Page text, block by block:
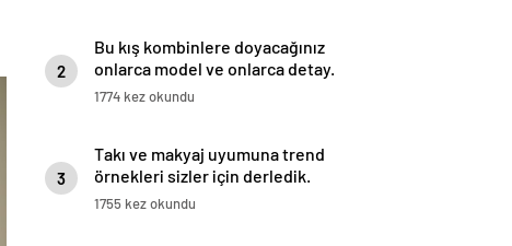
2
Bu kış kombinlere doyacağınız
onlarca model ve onlarca detay.
1774 kez okundu
3
Takı ve makyaj uyumuna trend
örnekleri sizler için derledik.
1755 kez okundu